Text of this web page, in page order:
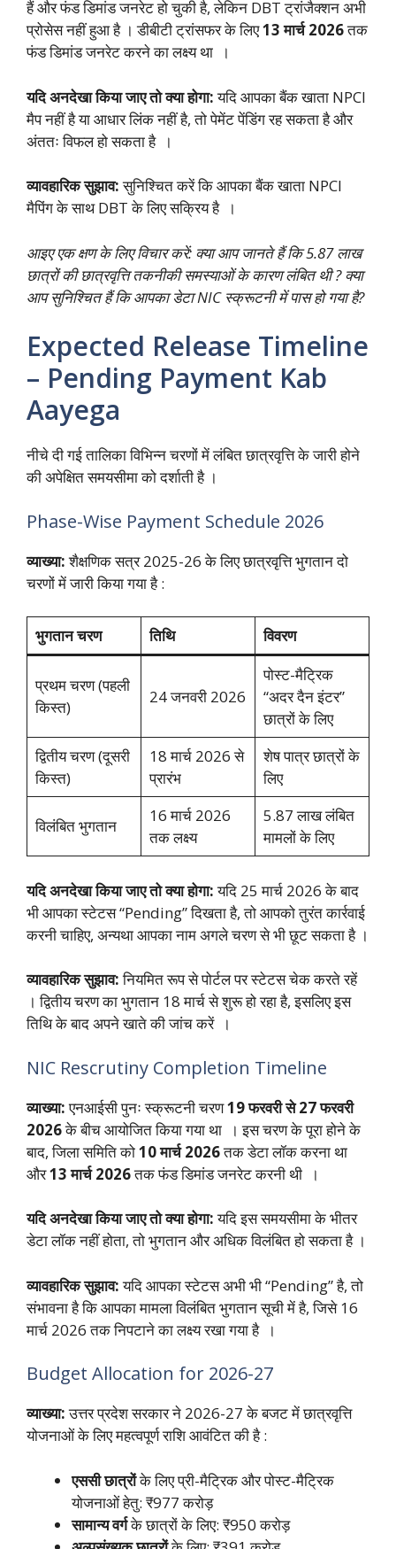
हैं और फंड डिमांड जनरेट हो चुकी है, लेकिन DBT ट्रांजैक्शन अभी
प्रोसेस नहीं हुआ है । डीबीटी ट्रांसफर के लिए13 मार्च 2026तक
फंड डिमांड जनरेट करने का लक्ष्य था ।
यदि अनदेखा किया जाए तो क्या होगा:यदि आपका बैंक खाता NPCI
मैप नहीं है या आधार लिंक नहीं है, तो पेमेंट पेंडिंग रह सकता है और
अंततः विफल हो सकता है ।
व्यावहारिक सुझाव:सुनिश्चित करें कि आपका बैंक खाता NPCI
मैपिंग के साथ DBT के लिए सक्रिय है ।
आइए एक क्षण के लिए विचार करें: क्या आप जानते हैं कि 5.87 लाख
छात्रों की छात्रवृत्ति तकनीकी समस्याओं के कारण लंबित थी ? क्या
आप सुनिश्चित हैं कि आपका डेटा NIC स्क्रूटनी में पास हो गया है?
Expected Release Timeline
– Pending Payment Kab
Aayega
नीचे दी गई तालिका विभिन्न चरणों में लंबित छात्रवृत्ति के जारी होने
की अपेक्षित समयसीमा को दर्शाती है ।
Phase-Wise Payment Schedule 2026
व्याख्या:शैक्षणिक सत्र 2025-26 के लिए छात्रवृत्ति भुगतान दो
चरणों में जारी किया गया है :
भुगतान चरण तिथि विवरण
प्रथम चरण (पहली
किस्त)
24 जनवरी 2026
पोस्ट-मैट्रिक
“अदर दैन इंटर”
छात्रों के लिए
द्वितीय चरण (दूसरी
किस्त)
18 मार्च 2026 से
प्रारंभ
शेष पात्र छात्रों के
लिए
विलंबित भुगतान
16 मार्च 2026
तक लक्ष्य
5.87 लाख लंबित
मामलों के लिए
यदि अनदेखा किया जाए तो क्या होगा:यदि 25 मार्च 2026 के बाद
भी आपका स्टेटस “Pending” दिखता है, तो आपको तुरंत कार्रवाई
करनी चाहिए, अन्यथा आपका नाम अगले चरण से भी छूट सकता है ।
व्यावहारिक सुझाव:नियमित रूप से पोर्टल पर स्टेटस चेक करते रहें
। द्वितीय चरण का भुगतान 18 मार्च से शुरू हो रहा है, इसलिए इस
तिथि के बाद अपने खाते की जांच करें ।
NIC Rescrutiny Completion Timeline
व्याख्या:एनआईसी पुनः स्क्रूटनी चरण19 फरवरी से 27 फरवरी
2026के बीच आयोजित किया गया था । इस चरण के पूरा होने के
बाद, जिला समिति को10 मार्च 2026तक डेटा लॉक करना था
और13 मार्च 2026तक फंड डिमांड जनरेट करनी थी ।
यदि अनदेखा किया जाए तो क्या होगा:यदि इस समयसीमा के भीतर
डेटा लॉक नहीं होता, तो भुगतान और अधिक विलंबित हो सकता है ।
व्यावहारिक सुझाव:यदि आपका स्टेटस अभी भी “Pending” है, तो
संभावना है कि आपका मामला विलंबित भुगतान सूची में है, जिसे 16
मार्च 2026 तक निपटाने का लक्ष्य रखा गया है ।
Budget Allocation for 2026-27
व्याख्या:उत्तर प्रदेश सरकार ने 2026-27 के बजट में छात्रवृत्ति
योजनाओं के लिए महत्वपूर्ण राशि आवंटित की है :
एससी छात्रोंके लिए प्री-मैट्रिक और पोस्ट-मैट्रिक
योजनाओं हेतु: ₹977 करोड़
सामान्य वर्गके छात्रों के लिए: ₹950 करोड़